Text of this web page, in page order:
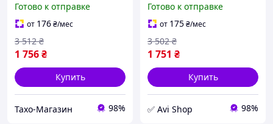
станок для цепей
бензопил, THO
Готово к отправке
от 176₴/мес
1 756₴
3 512 ₴
Купить
Тахо-Магазин 98%
7500 об/м), Машинка для
заточки цепей, AVI
Готово к отправке
от 175₴/мес
1 751 ₴
3 502 ₴
Купить
✅ Avi Shop 98%